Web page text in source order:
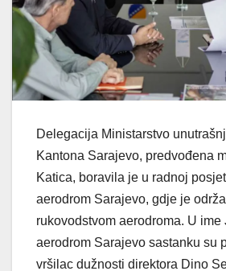
Delegacija Ministarstvo
Kantona Sarajevo, predvođena
Katica, boravila je u radnoj
aerodrom Sarajevo, gdje je
rukovodstvom aerodroma. U ime
aerodrom Sarajevo sastanku su
vršilac dužnosti direktora Dino